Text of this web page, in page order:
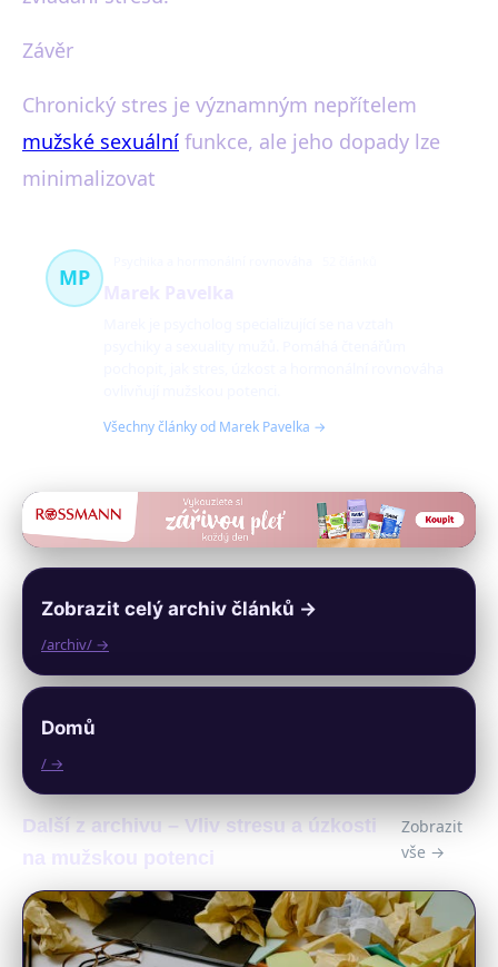
Závěr
Chronický stres je významným nepřítelem
mužské sexuální funkce, ale jeho dopady lze
minimalizovat
MP
Všechny články od Marek Pavelka →
Zobrazit celý archiv článků →
/archiv/ →
Domů
/ →
Další z archivu – Vliv stresu a úzkosti
na mužskou potenci
Zobrazit
vše →